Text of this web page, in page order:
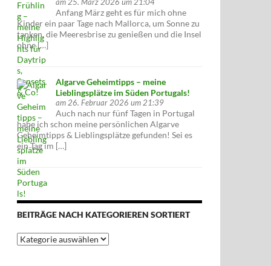
am 25. März 2026 um 21:04
Anfang März geht es für mich ohne
Kinder ein paar Tage nach Mallorca, um Sonne zu
tanken, die Meeresbrise zu genießen und die Insel
ohne […]
Algarve Geheimtipps – meine
Lieblingsplätze im Süden Portugals!
am 26. Februar 2026 um 21:39
Auch nach nur fünf Tagen in Portugal
habe ich schon meine persönlichen Algarve
Geheimtipps & Lieblingsplätze gefunden! Sei es
ein Tag im […]
BEITRÄGE NACH KATEGORIEREN SORTIERT
Beiträge
nach